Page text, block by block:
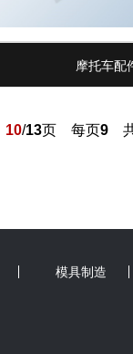
摩托车配
10/13页 每页9
模具制造